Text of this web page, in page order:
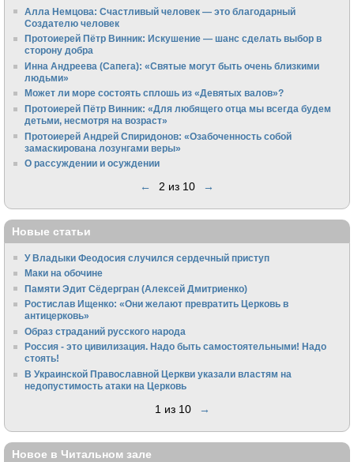
Алла Немцова: Счастливый человек — это благодарный
Создателю человек
Протоиерей Пётр Винник: Искушение — шанс сделать выбор в
сторону добра
Инна Андреева (Сапега): «Святые могут быть очень близкими
людьми»
Может ли море состоять сплошь из «Девятых валов»?
Протоиерей Пётр Винник: «Для любящего отца мы всегда будем
детьми, несмотря на возраст»
Протоиерей Андрей Спиридонов: «Озабоченность собой
замаскирована лозунгами веры»
О рассуждении и осуждении
← 2 из 10 →
Новые статьи
У Владыки Феодосия случился сердечный приступ
Маки на обочине
Памяти Эдит Сёдергран (Алексей Дмитриенко)
Ростислав Ищенко: «Они желают превратить Церковь в
антицерковь»
Образ страданий русского народа
Россия - это цивилизация. Надо быть самостоятельными! Надо
стоять!
В Украинской Православной Церкви указали властям на
недопустимость атаки на Церковь
1 из 10 →
Новое в Читальном зале